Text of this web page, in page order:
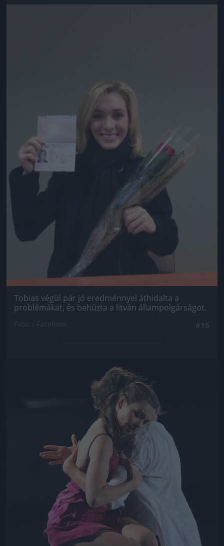
Tobias végül pár jó eredménnyel áthidalta a
problémákat, és behúzta a litván állampolgárságot.
Jön még kép!